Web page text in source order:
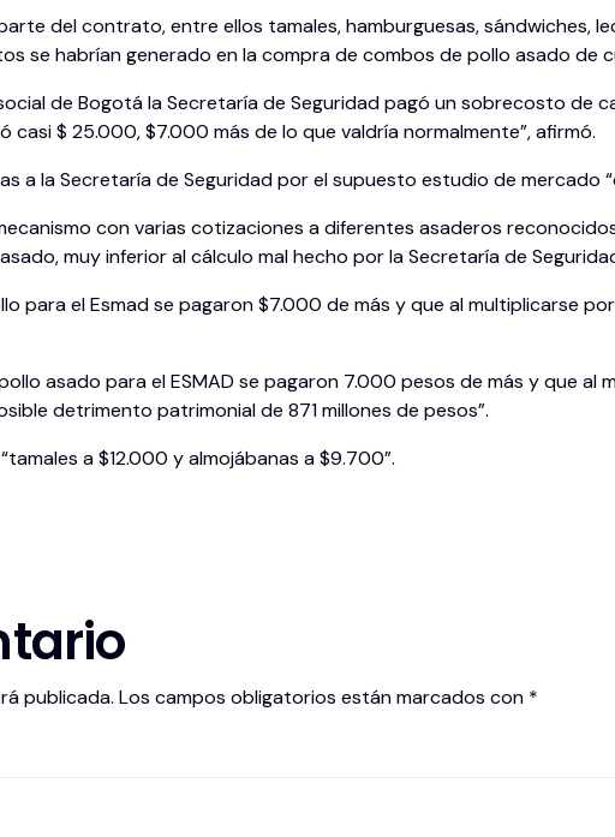
del contrato, entre ellos tamales, hamburguesas, sándwiches,
se habrían generado en la compra de combos de pollo asado de
de Bogotá la Secretaría de Seguridad pagó un sobrecosto de
$ 25.000, $7.000 más de lo que valdría normalmente”, afirmó.
a la Secretaría de Seguridad por el supuesto estudio de mercado
con varias cotizaciones a diferentes asaderos
muy inferior al cálculo mal hecho por la Secretaría de
para el Esmad se pagaron $7.000 de más y que al multiplicarse
asado para el ESMAD se pagaron 7.000 pesos de más y que al
detrimento patrimonial de 871 millones de pesos”.
a $12.000 y almojábanas a $9.700”.
publicada. Los campos obligatorios están marcados con *